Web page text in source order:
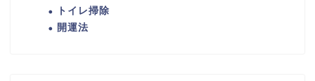
トイレ掃除
開運法